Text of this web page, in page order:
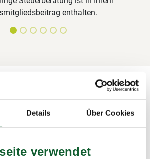
Details Über Cookies
verwendet
enthalten.
für Steuerring-
Detail
beantragen, Bescheide prüfen – wir